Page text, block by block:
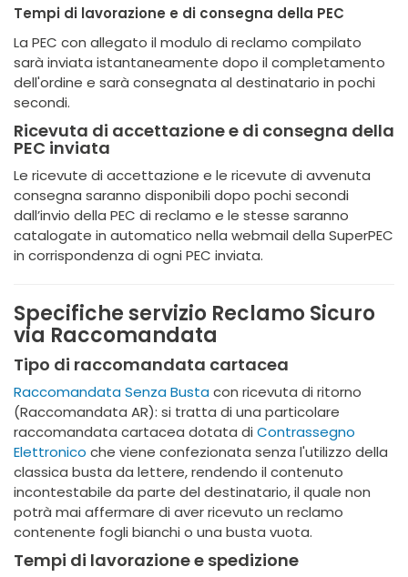
Tempi di lavorazione e di consegna della PEC
La PEC con allegato il modulo di reclamo compilato
sarà inviata istantaneamente dopo il completamento
dell'ordine e sarà consegnata al destinatario in pochi
secondi.
Ricevuta di accettazione e di consegna della
PEC inviata
Le ricevute di accettazione e le ricevute di avvenuta
consegna saranno disponibili dopo pochi secondi
dall’invio della PEC di reclamo e le stesse saranno
catalogate in automatico nella webmail della SuperPEC
in corrispondenza di ogni PEC inviata.
Specifiche servizio Reclamo Sicuro
via Raccomandata
Tipo di raccomandata cartacea
Raccomandata Senza Bustacon ricevuta di ritorno
(Raccomandata AR): si tratta di una particolare
raccomandata cartacea dotata di Contrassegno
Elettronico che viene confezionata senza l'utilizzo della
classica busta da lettere, rendendo il contenuto
incontestabile da parte del destinatario, il quale non
potrà mai affermare di aver ricevuto un reclamo
contenente fogli bianchi o una busta vuota.
Tempi di lavorazione e spedizione